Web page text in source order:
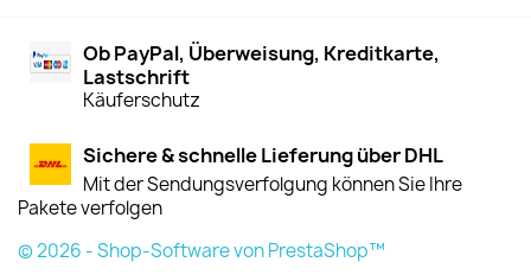
Ob PayPal, Überweisung, Kreditkarte,
Lastschrift
Käuferschutz
Sichere & schnelle Lieferung über DHL
Mit der Sendungsverfolgung können Sie Ihre
Pakete verfolgen
© 2026 - Shop-Software von PrestaShop™